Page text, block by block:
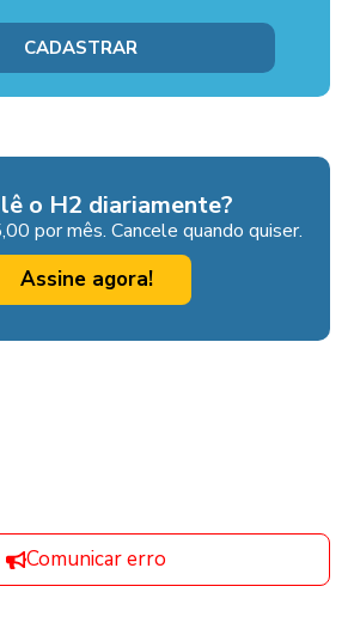
o H2 diariamente?
por mês. Cancele quando quiser.
Assine agora!
Comunicar erro